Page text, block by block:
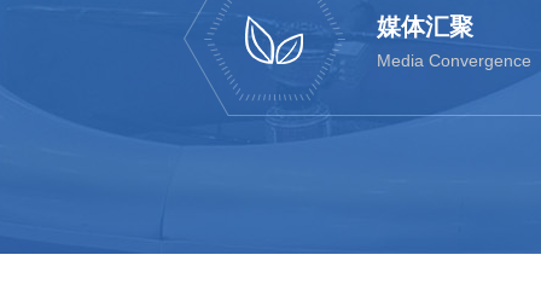
媒体汇聚
Media Convergence